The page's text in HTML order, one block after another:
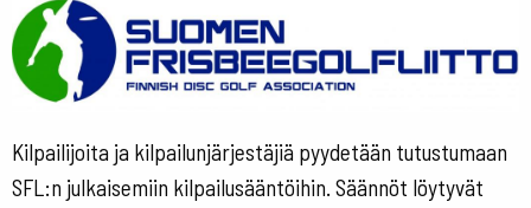
Kilpailijoita ja kilpailunjärjestäjiä pyydetään tutustumaan
SFL:n julkaisemiin kilpailusääntöihin. Säännöt löytyvät